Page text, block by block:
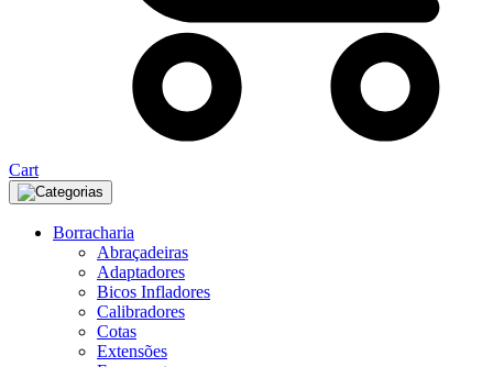
Cart
Categorias
Borracharia
Abraçadeiras
Adaptadores
Bicos Infladores
Calibradores
Cotas
Extensões